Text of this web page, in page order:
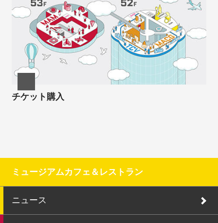
チケット購入
ミュージアムカフェ＆レストラン
ニュース